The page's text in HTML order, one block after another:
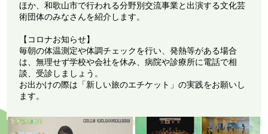
ほか、和歌山市で行われる分野別交流事業と出演する文化芸
術団体のみなさんを紹介します。
【コロナお知らせ】
毎朝の体温測定や体調チェックを行い、発熱等がある場合
は、無理せず学校や会社を休み、病院や診療所に電話で相
談、受診しましょう。
お出かけの際は「新しい旅のエチケット」の実践をお願いし
ます。